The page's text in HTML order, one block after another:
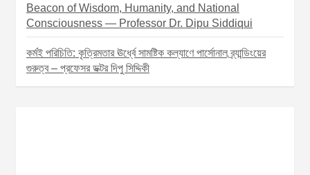
Beacon of Wisdom, Humanity, and National
Consciousness — Professor Dr. Dipu Siddiqui
কর্মই পরিচিতি: কৃত্রিমতার ঊর্ধ্বে সামষ্টিক কল্যাণে পার্সোনাল ব্র্যান্ডিংয়ের
গুরুত্ব – প্রফেসর ডক্টর দিপু সিদ্দিকী